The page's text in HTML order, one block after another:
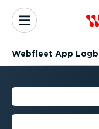
Webfleet App
APP
Automatizza